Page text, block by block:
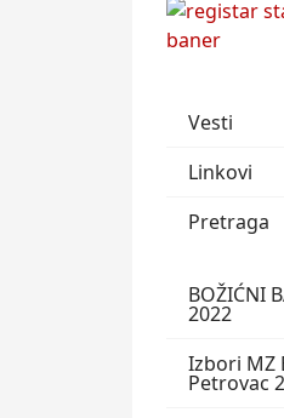
Vesti
Linkovi
Pretraga
BOŽIĆNI
2022
Izbori MZ
Petrovac